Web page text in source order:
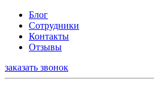
Блог
Сотрудники
Контакты
Отзывы
заказать звонок